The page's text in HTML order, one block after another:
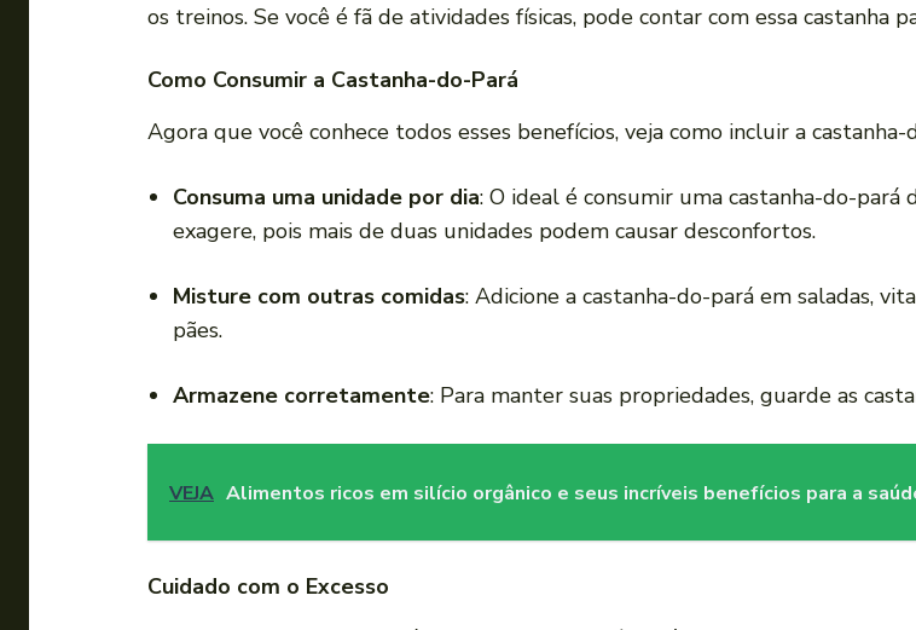
os treinos. Se você é fã de atividades físicas, pode contar com essa castanha
Como Consumir a Castanha-do-Pará
Agora que você conhece todos esses benefícios, veja como incluir a
Consuma uma unidade por dia: O ideal é consumir uma castanha-do-pará
exagere, pois mais de duas unidades podem causar desconfortos.
Misture com outras comidas: Adicione a castanha-do-pará em saladas,
pães.
Armazene corretamente: Para manter suas propriedades, guarde as
VEJA Alimentos ricos em silício orgânico e seus incríveis benefícios para a
Cuidado com o Excesso